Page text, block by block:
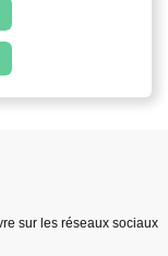
sur les réseaux sociaux